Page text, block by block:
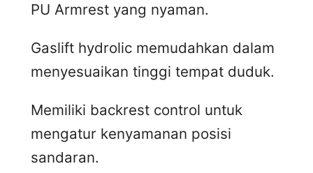
PU Armrest yang nyaman.
Gaslift hydrolic memudahkan dalam
menyesuaikan tinggi tempat duduk.
Memiliki backrest control untuk
mengatur kenyamanan posisi
sandaran.